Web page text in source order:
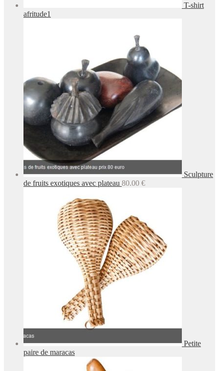
T-shirt
afritude1
Sculpture
de fruits exotiques avec plateau 80.00 €
Petite
paire de maracas